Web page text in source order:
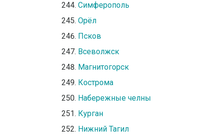
Симферополь
Орёл
Псков
Всеволжск
Магнитогорск
Кострома
Набережные челны
Курган
Нижний Тагил